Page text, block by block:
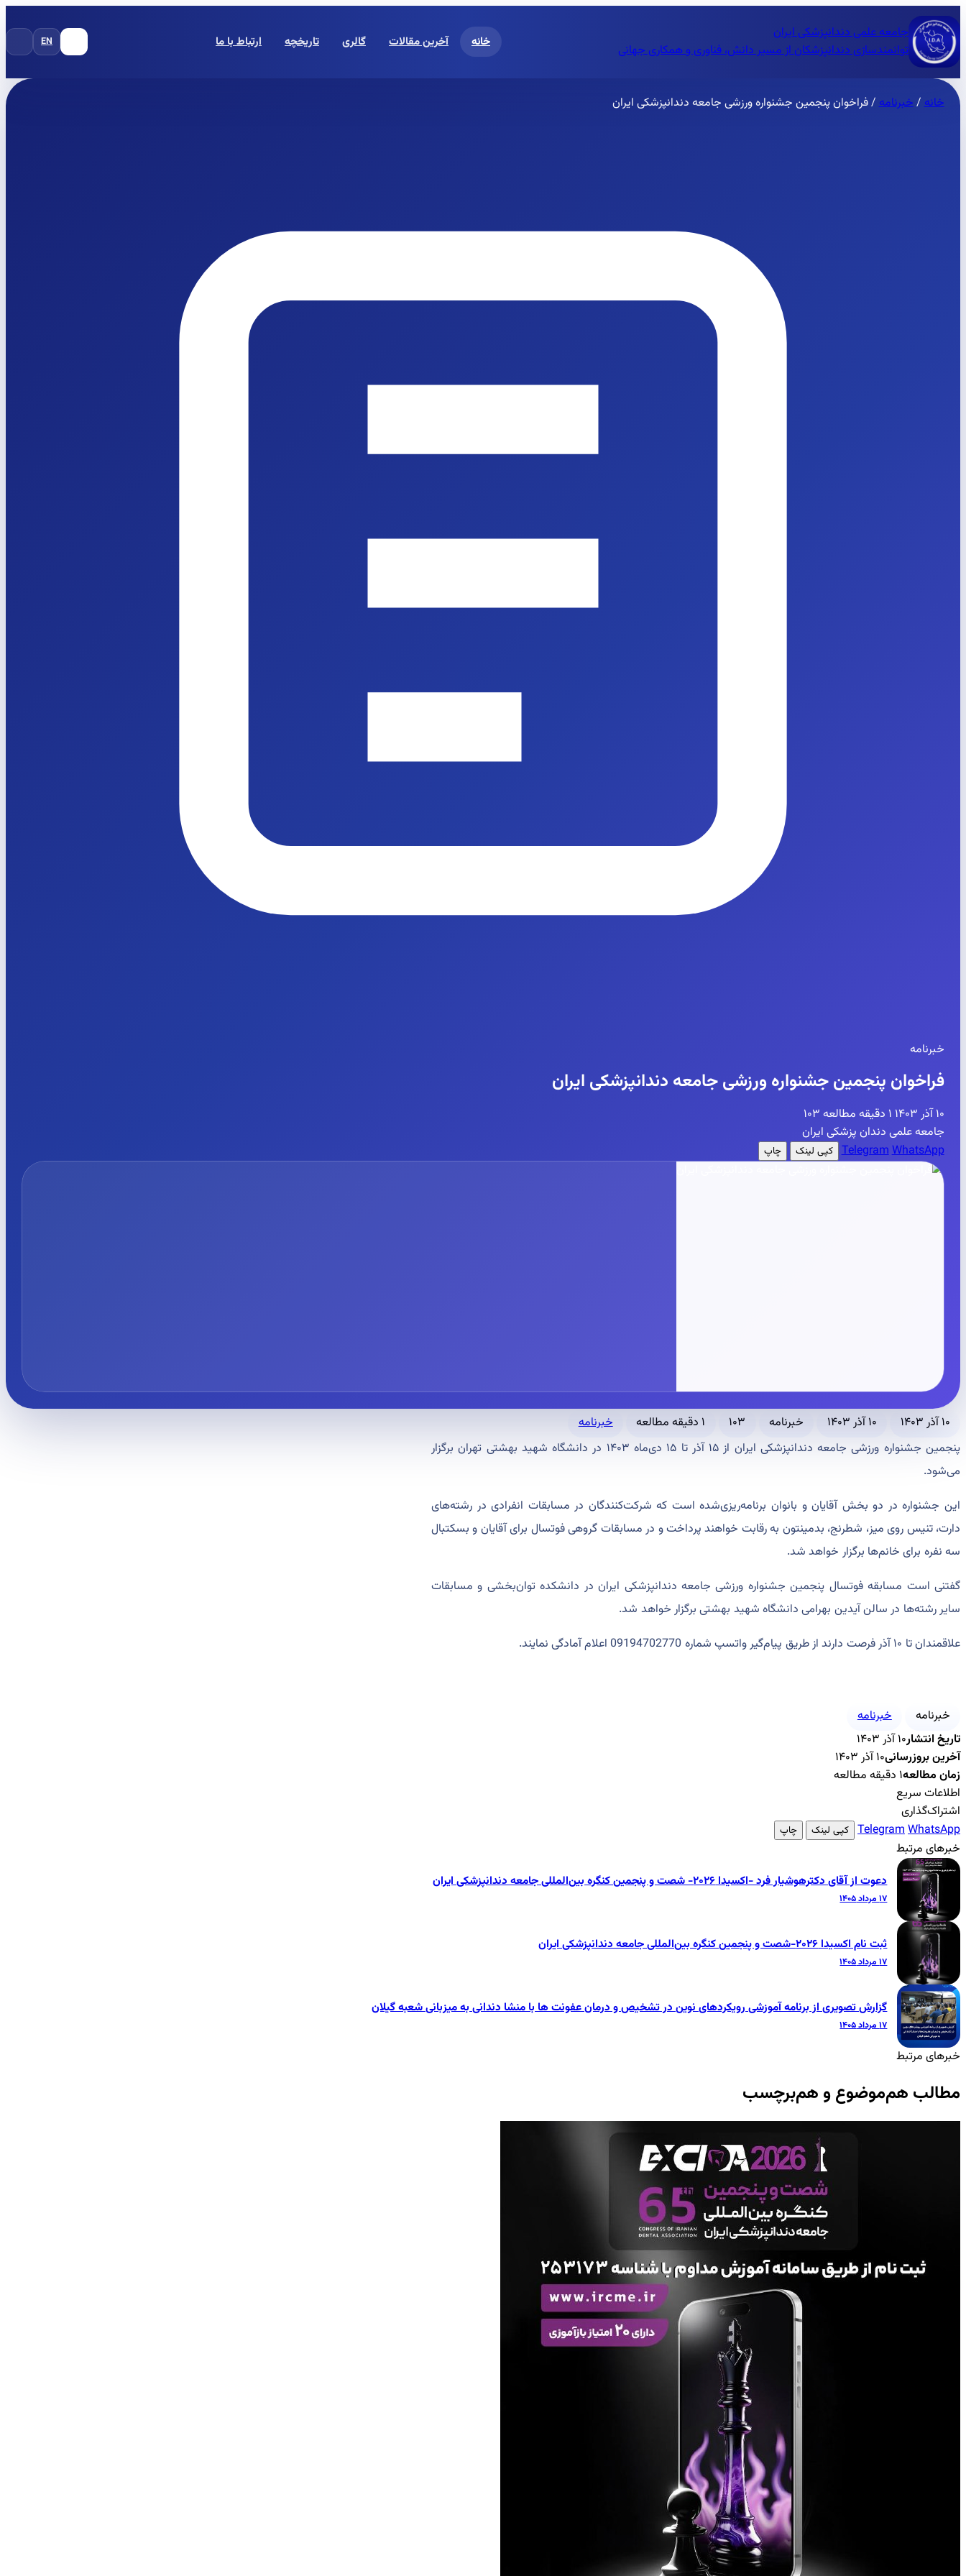
جامعه علمی دندانپزشکی ایران
توانمندسازی دندانپزشکان از مسیر دانش، فناوری و همکاری جهانی
خانه آخرین مقالات گالری تاریخچه ارتباط با ما EN
خانه/خبرنامه/فراخوان پنجمین جشنواره ورزشی جامعه دندانپزشکی ایران
خبرنامه
فراخوان پنجمین جشنواره ورزشی جامعه دندانپزشکی ایران
۱۰ آذر ۱۴۰۳ ۱ دقیقه مطالعه
۱۰۳
جامعه علمی دندان پزشکی ایران
TelegramWhatsApp کپی لینک چاپ
۱۰ آذر ۱۴۰۳ ۱۰ آذر ۱۴۰۳ خبرنامه ۱۰۳ ۱ دقیقه مطالعه
خبرنامه
پنجمین جشنواره ورزشی جامعه دندانپزشکی ایران از ۱۵ آذر تا ۱۵ دی‌ماه ۱۴۰۳ در دانشگاه‌ شهید بهشتی تهران برگزار
می‌شود.
این جشنواره در دو بخش آقایان و بانوان برنامه‌ریزی‌شده است که شرکت‌کنندگان در مسابقات انفرادی در رشته‌های
دارت، تنیس روی میز، شطرنج، بدمینتون به رقابت خواهند پرداخت و در مسابقات گروهی فوتسال برای آقایان و بسکتبال
سه نفره برای خانم‌ها برگزار خواهد شد.
گفتنی است مسابقه‌ فوتسال پنجمین جشنواره ورزشی جامعه دندانپزشکی ایران در دانشکده توان‌بخشی و مسابقات
سایر رشته‌ها در سالن آیدین بهرامی دانشگاه شهید بهشتی برگزار خواهد شد.
علاقمندان تا ۱۰ آذر فرصت دارند از طریق پیام‌گیر واتسپ شماره 09194702770 اعلام آمادگی نمایند.
خبرنامه
خبرنامه
تاریخ انتشار۱۰ آذر ۱۴۰۳
آخرین بروزرسانی۱۰ آذر ۱۴۰۳
زمان مطالعه۱ دقیقه مطالعه
اطلاعات سریع
اشتراک‌گذاری
TelegramWhatsApp کپی لینک چاپ
خبرهای مرتبط
دعوت از آقای دکترهوشیار فرد -اکسیدا ۲۰۲۶- شصت و پنجمین کنگره بین‌المللی جامعه دندانپزشکی ایران
۱۷ مرداد ۱۴۰۵
ثبت نام اکسیدا ۲۰۲۶-شصت و پنجمین کنگره بین‌المللی جامعه دندانپزشکی ایران
۱۷ مرداد ۱۴۰۵
گزارش تصویری از برنامه آموزشی رویکردهای نوین در تشخیص و درمان عفونت ها با منشا دندانی به میزبانی شعبه گیلان
۱۷ مرداد ۱۴۰۵
خبرهای مرتبط
مطالب هم‌موضوع و هم‌برچسب